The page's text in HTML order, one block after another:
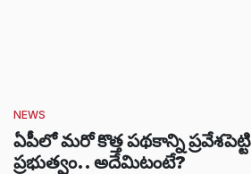
NEWS
ఏపీలో మరో కొత్త పథకాన్ని
ప్రభుత్వం.. అదేమిటంటే?